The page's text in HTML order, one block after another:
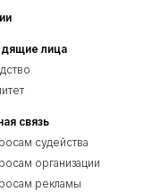
лица
связь
судейства
организации
рекламы